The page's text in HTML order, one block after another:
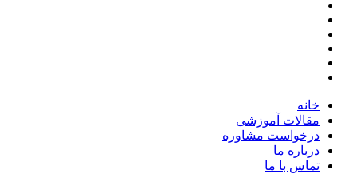
خانه
مقالات آموزشی
درخواست مشاوره
درباره ما
تماس با ما